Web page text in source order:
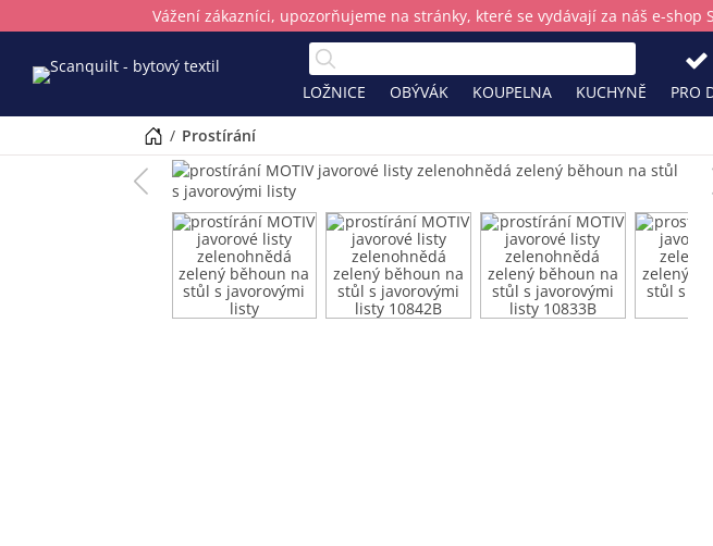
Vážení zákazníci, upozorňujeme na stránky, které se vydávají za náš e-shop
LOŽNICE OBÝVÁK KOUPELNA KUCHYNĚ PRO
/ prostírání